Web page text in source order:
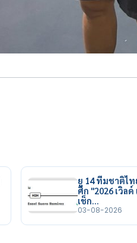
ยู 14 ทีมชาติไ
ศึก "2026 เวิล
เช็ก…
03-08-2026